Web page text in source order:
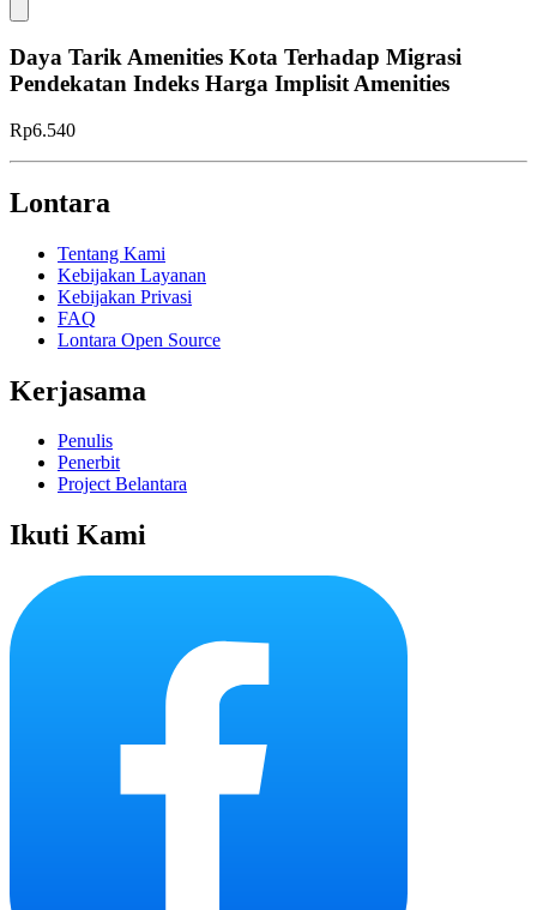
Daya Tarik Amenities Kota Terhadap Migrasi
Pendekatan Indeks Harga Implisit Amenities
Rp6.540
Lontara
Tentang Kami
Kebijakan Layanan
Kebijakan Privasi
FAQ
Lontara Open Source
Kerjasama
Penulis
Penerbit
Project Belantara
Ikuti Kami